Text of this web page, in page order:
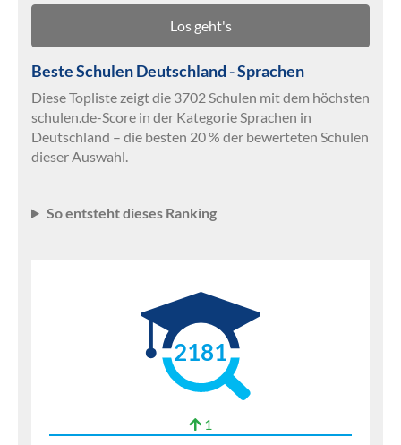
Los geht's
Beste Schulen Deutschland - Sprachen
Diese Topliste zeigt die 3702 Schulen mit dem höchsten
schulen.de-Score in der Kategorie Sprachen in
Deutschland – die besten 20 % der bewerteten Schulen
dieser Auswahl.
So entsteht dieses Ranking
2181
1